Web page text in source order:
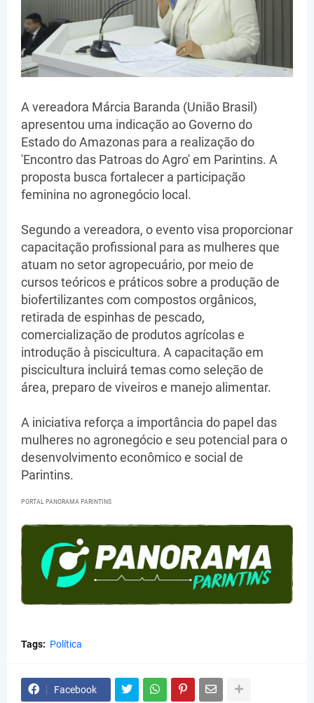
A vereadora Márcia Baranda (União Brasil)
apresentou uma indicação ao Governo do
Estado do Amazonas para a realização do
'Encontro das Patroas do Agro' em Parintins. A
proposta busca fortalecer a participação
feminina no agronegócio local.
Segundo a vereadora, o evento visa proporcionar
capacitação profissional para as mulheres que
atuam no setor agropecuário, por meio de
cursos teóricos e práticos sobre a produção de
biofertilizantes com compostos orgânicos,
retirada de espinhas de pescado,
comercialização de produtos agrícolas e
introdução à piscicultura. A capacitação em
piscicultura incluirá temas como seleção de
área, preparo de viveiros e manejo alimentar.
A iniciativa reforça a importância do papel das
mulheres no agronegócio e seu potencial para o
desenvolvimento econômico e social de
Parintins.
PORTAL PANORAMA PARINTINS
Tags: Política
Facebook